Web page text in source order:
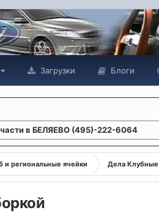
Загрузки Блоги
в БЕЛЯЕВО (495)-222-6064
и региональные ячейки Дела Клубные